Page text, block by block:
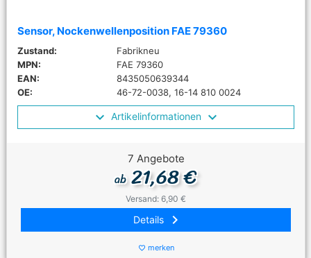
Sensor, Nockenwellenposition FAE 79360
Zustand:
Fabrikneu
MPN:
FAE 79360
EAN:
8435050639344
OE:
46-72-0038, 16-14 810 0024
Artikelinformationen
7 Angebote
ab21,68 €
Versand: 6,90 €
Details keyboard_arrow_right
favorite_border merken